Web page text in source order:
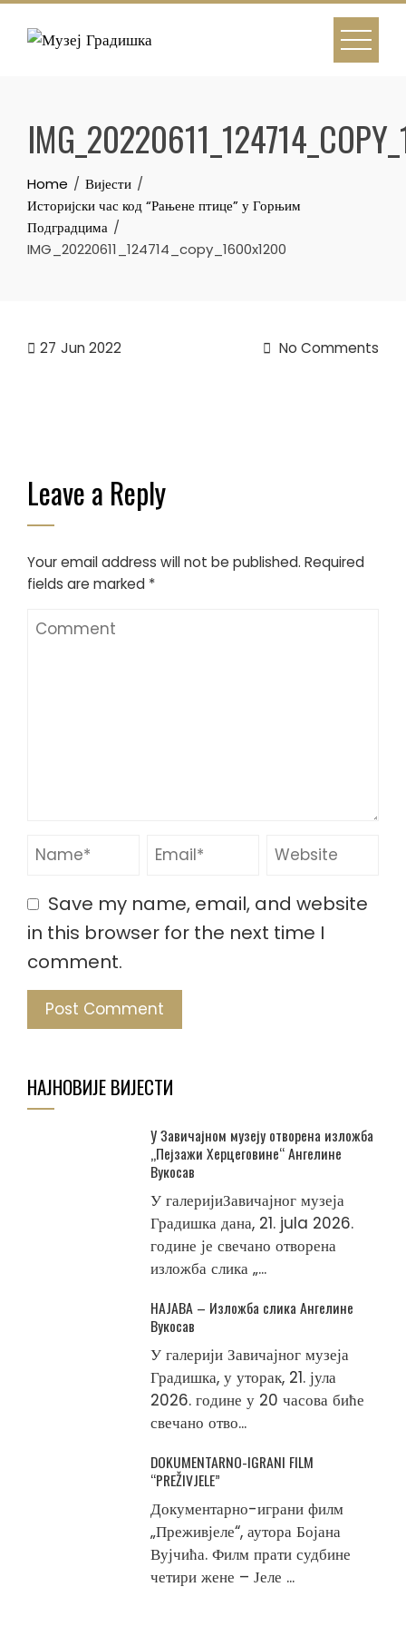
Skip
Home
Вијести
Историјски час код “Рањене птице” у Горњим
Подградцима
IMG_20220611_124714_copy_1600x1200
27 Jun 2022 No Comments
Leave a Reply
Your email address will not be published. Required
fields are marked *
Save my name, email, and website
in this browser for the next time I
comment.
НАЈНОВИЈЕ ВИЈЕСТИ
У Завичајном музеју отворена изложба
„Пејзажи Херцеговине“ Ангелине
Вукосав
У галеријиЗавичајног музеја
Градишка дана, 21. jula 2026.
године је свечано отворена
изложба слика „...
НАЈАВА – Изложба слика Ангелине
Вукосав
У галерији Завичајног музеја
Градишка, у уторак, 21. јула
2026. године у 20 часова биће
свечано отво...
DOKUMENTARNO-IGRANI FILM
“PREŽIVJELE”
Документарно-играни филм
„Преживјеле“, аутора Бојана
Вујчића. Филм прати судбине
четири жене – Јеле ...